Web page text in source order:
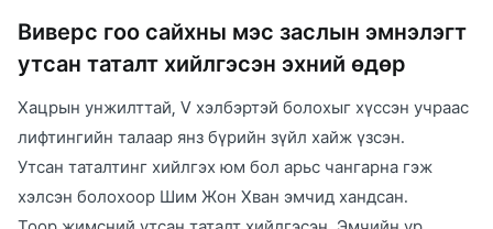
Виверс гоо сайхны мэс заслын эмнэлэгт
утсан таталт хийлгэсэн эхний өдөр
Хацрын унжилттай, V хэлбэртэй болохыг хүссэн учраас
лифтингийн талаар янз бүрийн зүйл хайж үзсэн.
Утсан таталтинг хийлгэх юм бол арьс чангарна гэж
хэлсэн болохоор Шим Жон Хван эмчид хандсан.